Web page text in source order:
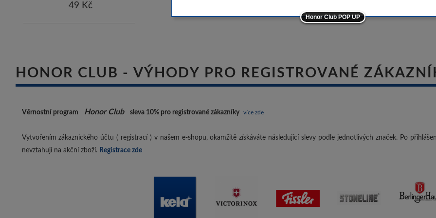
49 Kč
HONOR CLUB - VÝHODY PRO REGISTROVANÉ
Věrnostní program Honor Club sleva 10% pro registrované zákazníky více zde
Vytvořením zákaznického účtu ( registrací ) v našem e-shopu, okamžitě získáváte následující slevy podle jednotlivých značek. Po
nevztahují na akční zboží. Registrace zde
ostatní značky -10%
Honor Club POP UP